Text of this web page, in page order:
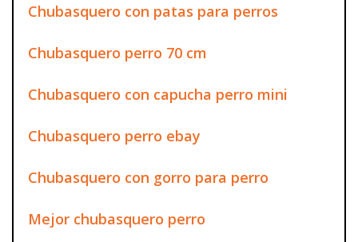
Chubasquero con patas para perros
Chubasquero perro 70 cm
Chubasquero con capucha perro mini
Chubasquero perro ebay
Chubasquero con gorro para perro
Mejor chubasquero perro